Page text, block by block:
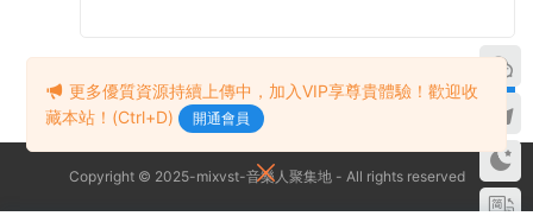
提交
Copyright © 2025-mixvst-音樂人聚集地 - All rights reserved
更多優質資源持續上傳中，加入VIP享尊貴體驗！歡迎收
藏本站！(Ctrl+D)
開通會員